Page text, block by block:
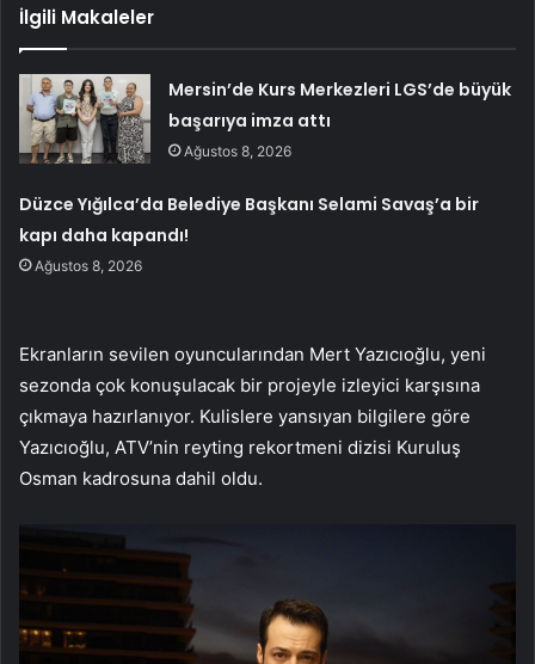
İlgili Makaleler
Mersin’de Kurs Merkezleri LGS’de büyük
başarıya imza attı
Ağustos 8, 2026
Düzce Yığılca’da Belediye Başkanı Selami Savaş’a bir
kapı daha kapandı!
Ağustos 8, 2026
Ekranların sevilen oyuncularından Mert Yazıcıoğlu, yeni
sezonda çok konuşulacak bir projeyle izleyici karşısına
çıkmaya hazırlanıyor. Kulislere yansıyan bilgilere göre
Yazıcıoğlu, ATV’nin reyting rekortmeni dizisi Kuruluş
Osman kadrosuna dahil oldu.